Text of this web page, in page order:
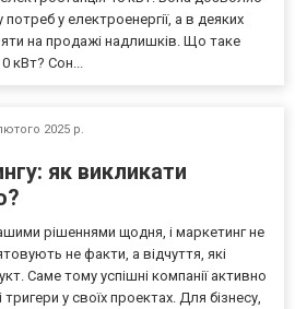
у електроенергії, а в деяких
на продажі надлишків. Що таке
кВт? Сон...
2025 р.
як викликати
рішеннями щодня, і маркетинг не
не факти, а відчуття, які
Саме тому успішні компанії активно
у своїх проектах. Для бізнесу,